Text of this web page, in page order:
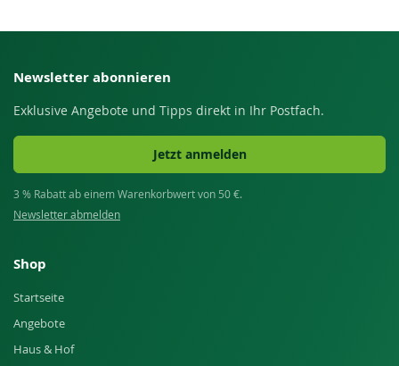
Newsletter abonnieren
Exklusive Angebote und Tipps direkt in Ihr Postfach.
Jetzt anmelden
3 % Rabatt ab einem Warenkorbwert von 50 €.
Newsletter abmelden
Shop
Startseite
Angebote
Haus & Hof